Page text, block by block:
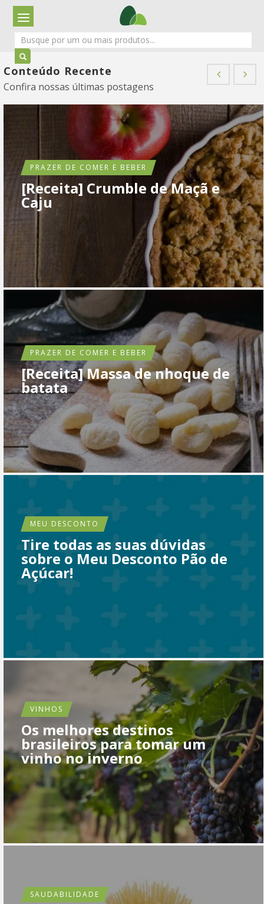
Conteúdo Recente
Confira nossas últimas postagens
PRAZER DE COMER E BEBER
[Receita] Crumble de Maçã e
Caju
PRAZER DE COMER E BEBER
[Receita] Massa de nhoque de
batata
MEU DESCONTO
Tire todas as suas dúvidas
sobre o Meu Desconto Pão de
Açúcar!
VINHOS
Os melhores destinos
brasileiros para tomar um
vinho no inverno
SAUDABILIDADE